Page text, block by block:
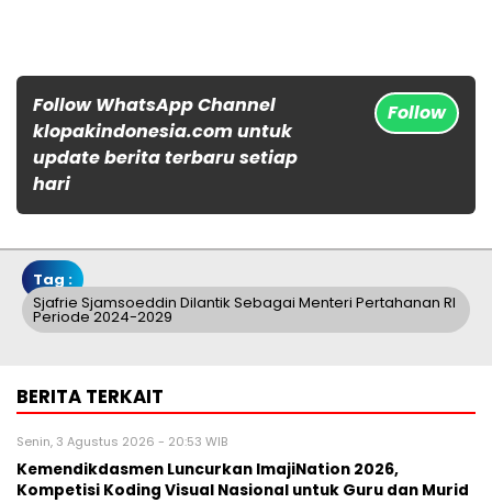
Follow WhatsApp Channel
klopakindonesia.com untuk
update berita terbaru setiap
hari
Follow
Tag :
Sjafrie Sjamsoeddin Dilantik Sebagai Menteri Pertahanan RI
Periode 2024-2029
BERITA TERKAIT
Senin, 3 Agustus 2026 - 20:53 WIB
Kemendikdasmen Luncurkan ImajiNation 2026,
Kompetisi Koding Visual Nasional untuk Guru dan Murid